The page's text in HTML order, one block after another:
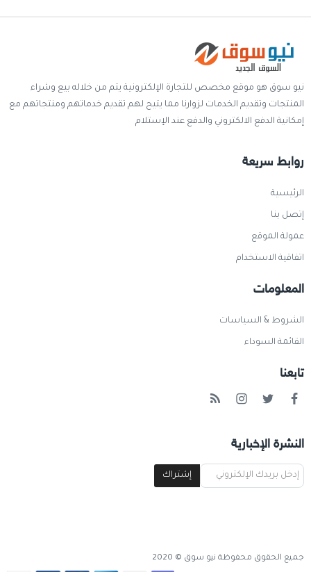
نيو سوق هو موقع مخصص للتجارة الإلكترونية يتم من خلاله بيع وشراء
المنتجات وتقديم الخدمات لزوارنا مما يتيح لهم تقديم خدماتهم ومنتجاتهم مع
إمكانية الدفع الالكتروني والدفع عند الإستلام
روابط سريعة
الرئيسية
إتصل بنا
عمولة الموقع
اتفاقية الاستخدام
المعلومات
الشروط & السياسات
القائمة السوداء
تابعنا
النشرة الإخبارية
إشتراك
جميع الحقوق محفوظة نيو سوق © 2020